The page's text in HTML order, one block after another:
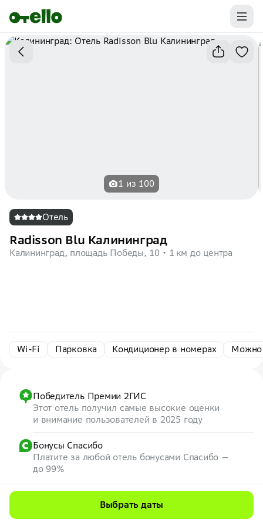
Промокоды на первую бронь уже ваши.
Забирайте выгоду
1 из 100
Отель
Radisson Blu Калининград
Калининград, площадь Победы, 10 1 км до центра
Wi-Fi Парковка Кондиционер в номерах Можно
Победитель Премии 2ГИС
Этот отель получил самые высокие оценки
и внимание пользователей в 2025 году
Бонусы Спасибо
Платите за любой отель бонусами Спасибо —
до 99%
Скидка до 7% на первую бронь
по промокоду 7WEB
Выбрать даты